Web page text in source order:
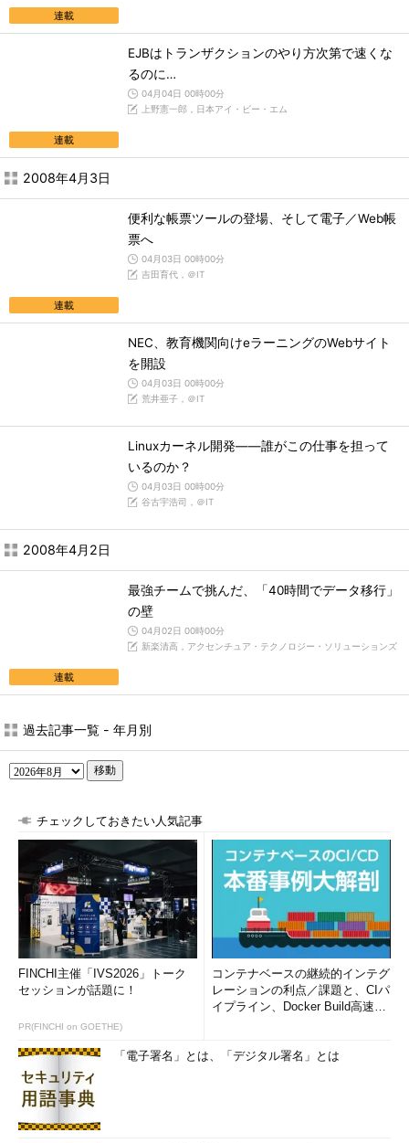
連載
連載
EJBはトランザクションのやり方次第で速くな
るのに…
04月04日 00時00分
上野憲一郎，日本アイ・ビー・エム
2008年4月3日
連載
便利な帳票ツールの登場、そして電子／Web帳
票へ
04月03日 00時00分
吉田育代，＠IT
NEC、教育機関向けeラーニングのWebサイト
を開設
04月03日 00時00分
荒井亜子，＠IT
Linuxカーネル開発――誰がこの仕事を担って
いるのか？
04月03日 00時00分
谷古宇浩司，＠IT
2008年4月2日
連載
最強チームで挑んだ、「40時間でデータ移行」
の壁
04月02日 00時00分
新楽清高，アクセンチュア・テクノロジー・ソリューションズ
過去記事一覧 - 年月別
移動
チェックしておきたい人気記事
FINCHI主催「IVS2026」トーク
セッションが話題に！
PR(FINCHI on GOETHE)
コンテナベースの継続的インテグ
レーションの利点／課題と、CIパ
イプライン、Docker Build高速化
「電子署名」とは、「デジタル署名」とは